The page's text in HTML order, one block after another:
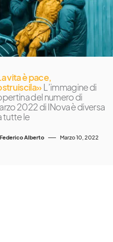
vita è pace,
L’immagine di
del numero di
2022 di INova è diversa
tutte le
Federico Alberto Marzo 10, 2022